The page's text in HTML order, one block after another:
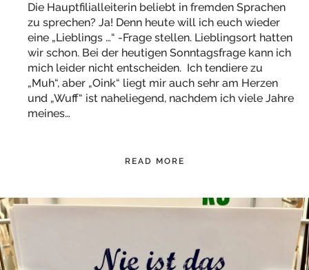
Die Hauptfilialleiterin beliebt in fremden Sprachen
zu sprechen? Ja! Denn heute will ich euch wieder
eine „Lieblings …“ -Frage stellen. Lieblingsort hatten
wir schon. Bei der heutigen Sonntagsfrage kann ich
mich leider nicht entscheiden. Ich tendiere zu
„Muh“, aber „Oink“ liegt mir auch sehr am Herzen
und „Wuff“ ist naheliegend, nachdem ich viele Jahre
meines…
READ MORE